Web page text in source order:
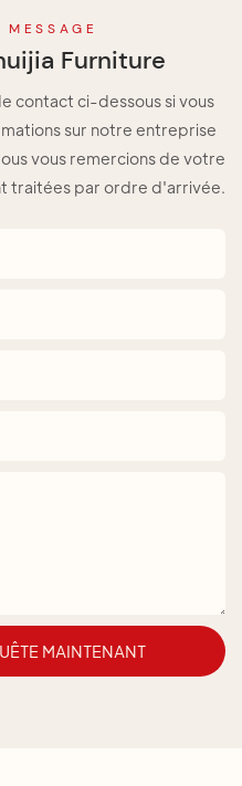
Furniture
contact ci-dessous si vous
sur notre entreprise
vous remercions de votre
traitées par ordre d'arrivée.
MAINTENANT